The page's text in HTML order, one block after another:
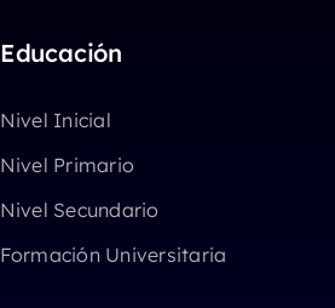
Educación
Nivel Inicial
Nivel Primario
Nivel Secundario
Formación Universitaria